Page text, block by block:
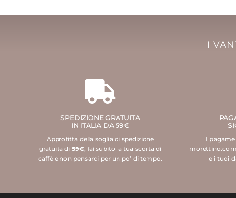
I
SPEDIZIONE GRATUITA
IN ITALIA DA 59€
Approfitta della soglia di spedizione
gratuita di 59€, fai subito la tua scorta di
caffè e non pensarci per un po’ di tempo.
I
e i tuoi